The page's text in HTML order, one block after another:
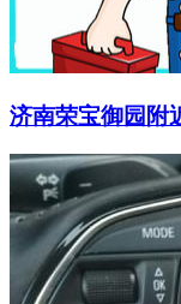
济南荣宝御园附